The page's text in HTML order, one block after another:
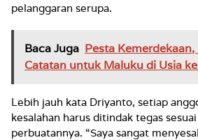
pelanggaran serupa.
Baca Juga Pesta
Catatan untuk Maluku di Usia
Lebih jauh kata Driyanto, setiap
kesalahan harus ditindak tegas
perbuatannya. “Saya sangat